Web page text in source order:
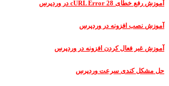
آموزش رفع خطای cURL Error 28 در وردپرس
آموزش نصب افزونه در وردپرس
آموزش غیر فعال کردن افزونه در وردپرس
حل مشکل کندی سرعت وردپرس